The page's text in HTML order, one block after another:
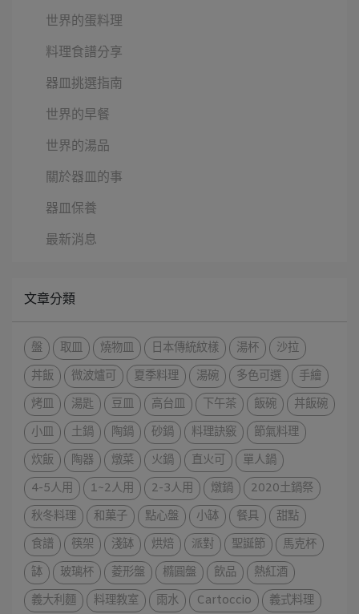
世界的蛋料理
料理食譜分享
器皿挑選指南
世界的早餐
世界的湯品
關於器皿的事
器皿保養
最新消息
文章分類
盤 取皿 燒物皿 日本傳統紋樣 湯杯
沙拉
丼飯
微波爐可 夏季料理 湯碗 多色可選
手繪
烤皿
湯匙 豆皿 高台皿 下午茶 飯碗
丼飯碗
小皿
土鍋 陶鍋 砂鍋 料理訣竅
節氣料理
炊飯
陶器 燉菜 火鍋 直火可
單人鍋
4-5人用
1~2人用 2-3人用 燉鍋
2020土鍋祭
秋冬料理
和菓子 點心盤 小缽 餐具
甜點
食譜
筷架 淺缽 烘焙 派對 聖誕節
馬克杯
缽
玻璃杯 菱形盤 橢圓盤 飲品
熱紅酒
義大利麵
料理教室 雨水 Cartoccio
義式料理